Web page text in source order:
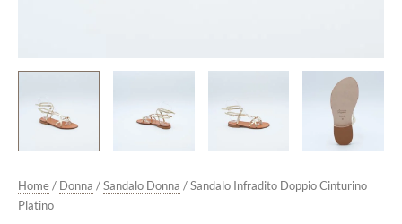
Home / Donna / Sandalo Donna / Sandalo Infradito Doppio Cinturino
Platino